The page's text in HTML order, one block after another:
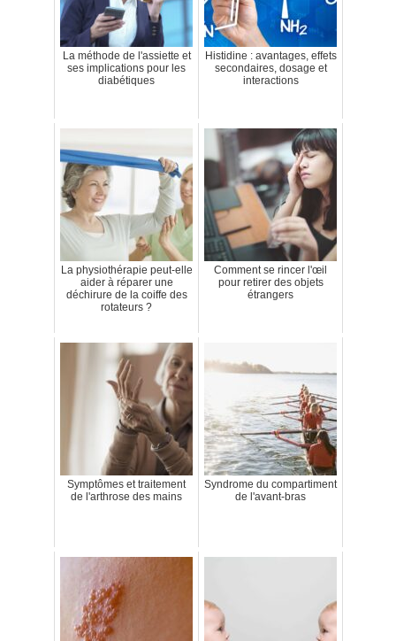
La méthode de l'assiette et
ses implications pour les
diabétiques
Histidine : avantages, effets
secondaires, dosage et
interactions
La physiothérapie peut-elle
aider à réparer une
déchirure de la coiffe des
rotateurs ?
Comment se rincer l'œil
pour retirer des objets
étrangers
Symptômes et traitement
de l'arthrose des mains
Syndrome du compartiment
de l'avant-bras